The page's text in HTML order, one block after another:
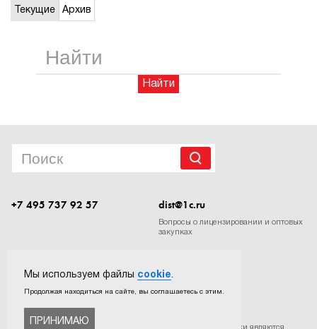
Сервисы для партнеров
Текущие Архив
Найти
+7 495 737 92 57 dist@1c.ru
Вопросы о лицензировании и оптовых
закупках
. Все права защищены. Все торговые марки являются
Мы используем файлы cookie.
Продолжая находиться на сайте, вы соглашаетесь с этим.
ПРИНИМАЮ